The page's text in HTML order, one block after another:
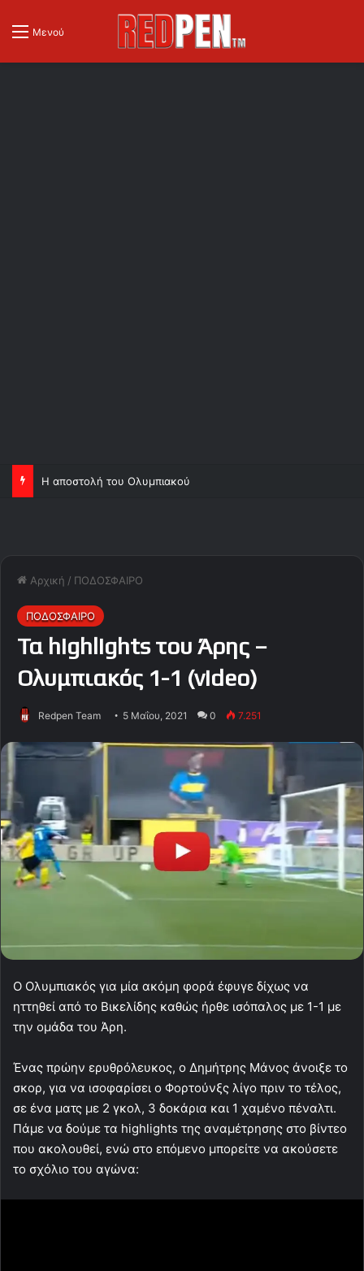
Μενού
Η αποστολή του Ολυμπιακού
Αρχική / ΠΟΔΟΣΦΑΙΡΟ
ΠΟΔΟΣΦΑΙΡΟ
Τα highlights του Άρης –
Ολυμπιακός 1-1 (video)
Redpen Team 5 Μαΐου, 2021 0 7.251
Ο Ολυμπιακός για μία ακόμη φορά έφυγε δίχως να
ηττηθεί από το Βικελίδης καθώς ήρθε ισόπαλος με 1-1 με
την ομάδα του Άρη.
Ένας πρώην ερυθρόλευκος, ο Δημήτρης Μάνος άνοιξε το
σκορ, για να ισοφαρίσει ο Φορτούνξς λίγο πριν το τέλος,
σε ένα ματς με 2 γκολ, 3 δοκάρια και 1 χαμένο πέναλτι.
Πάμε να δούμε τα highlights της αναμέτρησης στο βίντεο
που ακολουθεί, ενώ στο επόμενο μπορείτε να ακούσετε
το σχόλιο του αγώνα: